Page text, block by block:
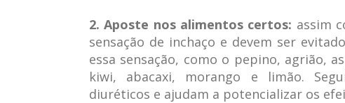
2. Aposte nos alimentos certos: assim
sensação de inchaço e devem ser
essa sensação, como o pepino, agrião,
kiwi, abacaxi, morango e limão.
diuréticos e ajudam a potencializar os